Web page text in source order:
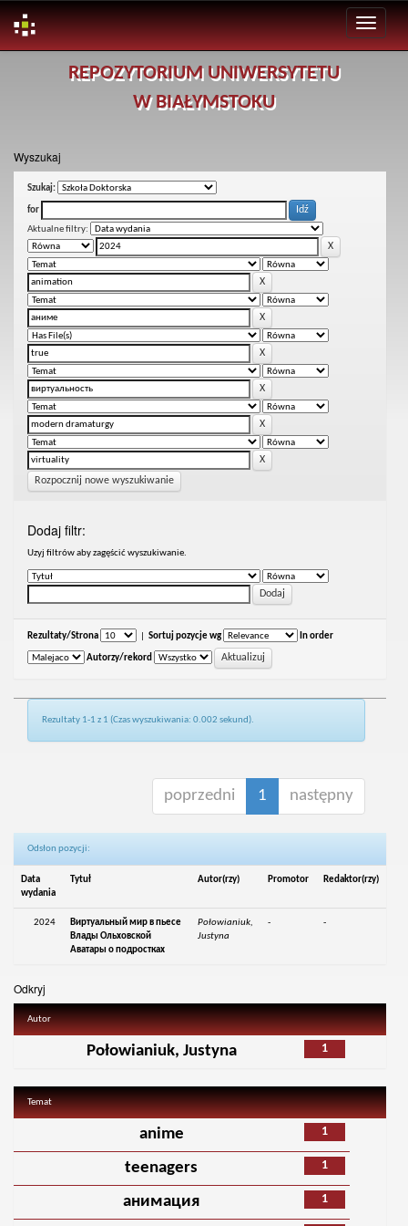
REPOZYTORIUM UNIWERSYTETU
W BIAŁYMSTOKU
Wyszukaj
Szukaj:
for
Aktualne filtry:
Rozpocznij nowe wyszukiwanie
Dodaj filtr:
Uzyj filtrów aby zagęścić wyszukiwanie.
Rezultaty/Strona Sortuj pozycje wg In order
Autorzy/rekord
Rezultaty 1-1 z 1 (Czas wyszukiwania: 0.002 sekund).
poprzedni 1 następny
Odsłon pozycji:
Data
wydania
Tytuł Autor(rzy) Promotor Redaktor(rzy)
2024
Виртуальный мир в пьесе
Влады Ольховской
Аватары о подростках
Połowianiuk,
Justyna
- -
Odkryj
Autor
1
Połowianiuk, Justyna
Temat
1
anime
1
teenagers
1
анимация